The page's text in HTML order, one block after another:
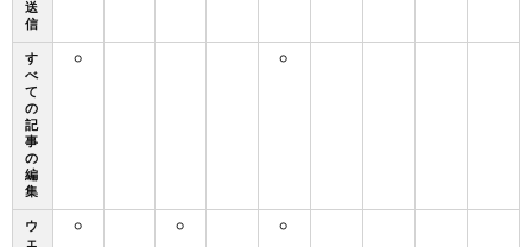
送
信
す
べ
て
の
記
事
の
編
集
○ ○
ウ
ェ
○ ○ ○